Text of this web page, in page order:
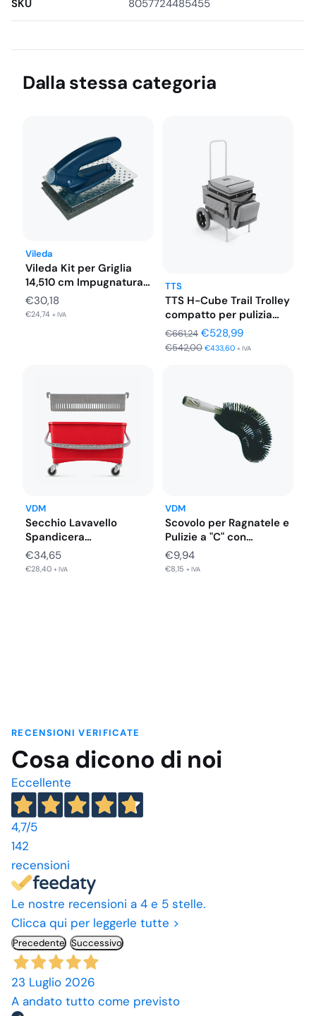
SKU 8057724485455
Dalla stessa categoria
Vileda
Vileda Kit per Griglia
14,510 cm Impugnatura
Tampone…
€30,18
€24,74 + IVA
TTS
TTS H-Cube Trail Trolley
compatto per pulizia
camere…
€661,24 Il
prezzo
€661,24.
€528,99Il
prezzo
€542,00 €433,60 + IVA
VDM
Secchio Lavavello
Spandicera
Rettangolare 22 Lt con
Ruote…
€34,65
€28,40 + IVA
VDM
Scovolo per Ragnatele e
Pulizie a "C" con…
€9,94
€8,15 + IVA
RECENSIONI VERIFICATE
Cosa dicono di noi
Eccellente
4,7/5
142
recensioni
Le nostre recensioni a 4 e 5 stelle.
Clicca qui per leggerle tutte >
Precedente Successivo
23 Luglio 2026
A andato tutto come previsto